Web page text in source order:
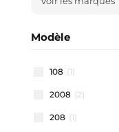
Modèle
108 (1)
2008 (2)
208 (1)